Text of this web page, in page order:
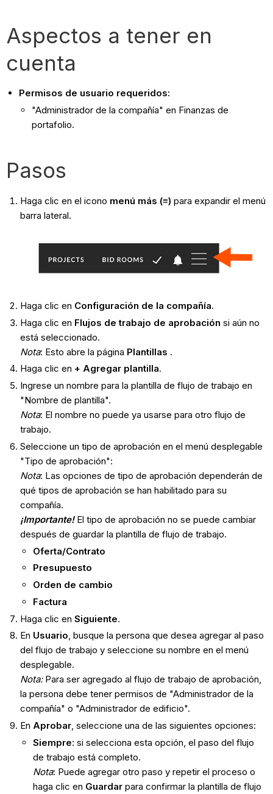
Aspectos a tener en
cuenta
Permisos de usuario requeridos:
"Administrador de la compañía" en Finanzas de
portafolio.
Pasos
Haga clic en el icono menú más (≡) para expandir el menú
barra lateral.
Haga clic en Configuración de la compañía.
Haga clic en Flujos de trabajo de aprobación si aún no
está seleccionado.
Nota: Esto abre la página Plantillas .
Haga clic en + Agregar plantilla.
Ingrese un nombre para la plantilla de flujo de trabajo en
"Nombre de plantilla".
Nota: El nombre no puede ya usarse para otro flujo de
trabajo.
Seleccione un tipo de aprobación en el menú desplegable
"Tipo de aprobación":
Nota: Las opciones de tipo de aprobación dependerán de
qué tipos de aprobación se han habilitado para su
compañía.
¡Importante! El tipo de aprobación no se puede cambiar
después de guardar la plantilla de flujo de trabajo.
Oferta/Contrato
Presupuesto
Orden de cambio
Factura
Haga clic en Siguiente.
En Usuario, busque la persona que desea agregar al paso
del flujo de trabajo y seleccione su nombre en el menú
desplegable.
Nota: Para ser agregado al flujo de trabajo de aprobación,
la persona debe tener permisos de "Administrador de la
compañía" o "Administrador de edificio".
En Aprobar, seleccione una de las siguientes opciones:
Siempre: si selecciona esta opción, el paso del flujo
de trabajo está completo.
Nota: Puede agregar otro paso y repetir el proceso o
haga clic en Guardarpara confirmar la plantilla de flujo